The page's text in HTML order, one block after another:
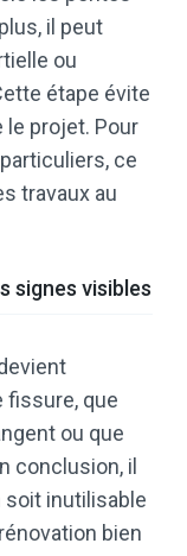
il peut
ou
étape évite
projet. Pour
ce
travaux au
signes visibles
fissure, que
ou que
conclusion, il
soit inutilisable
bien